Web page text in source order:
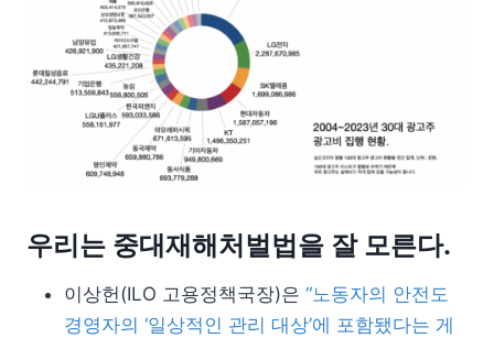
우리는 중대재해처벌법을 잘 모른다.
이상헌(ILO 고용정책국장)은 “노동자의 안전도
경영자의 ‘일상적인 관리 대상’에 포함됐다는 게